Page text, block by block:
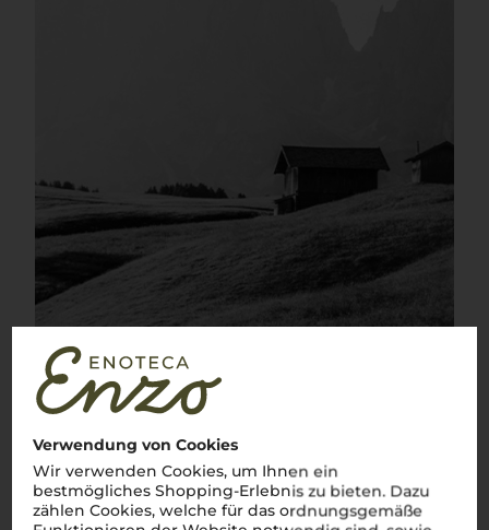
Verwendung von Cookies
Wir verwenden Cookies, um Ihnen ein
bestmögliches Shopping-Erlebnis zu bieten. Dazu
zählen Cookies, welche für das ordnungsgemäße
Über die Rebsorte